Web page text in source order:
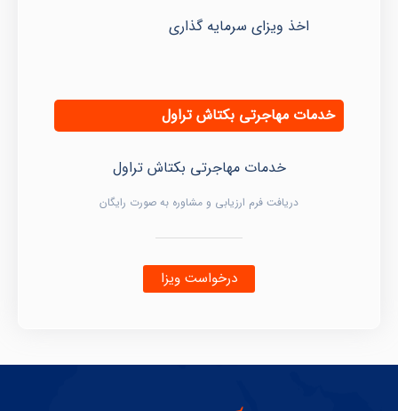
اخذ ویزای سرمایه گذاری
خدمات مهاجرتی بکتاش تراول
خدمات مهاجرتی بکتاش تراول
دریافت فرم ارزیابی و مشاوره به صورت رایگان
درخواست ویزا